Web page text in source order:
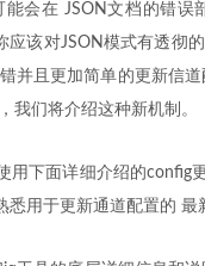
会在 JSON文档的错
应该对JSON模式有透彻
并且更加简单的更新信
我们将介绍这种新机制。
用下面详细介绍的
用于更新通道配置的 最